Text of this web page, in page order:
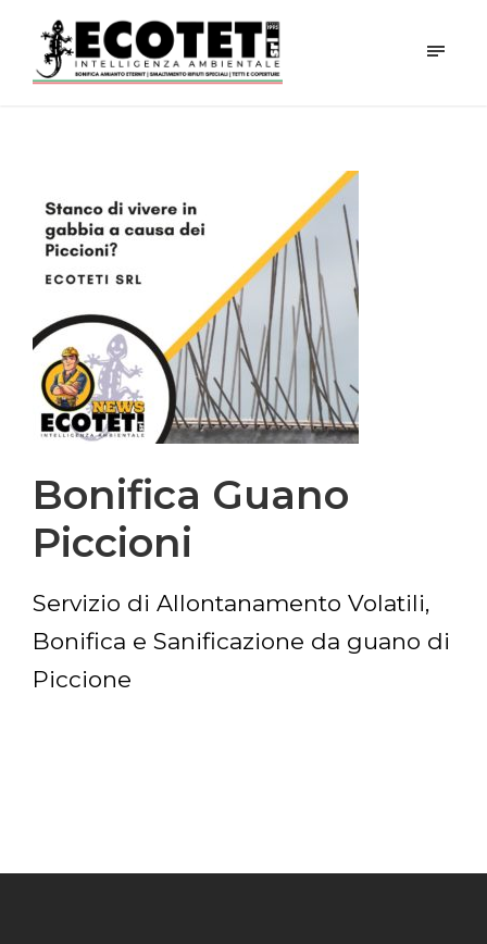
Bonifica Guano
Piccioni
Servizio di Allontanamento Volatili,
Bonifica e Sanificazione da guano di
Piccione